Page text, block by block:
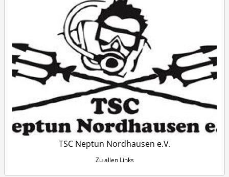
TSC Neptun Nordhausen e.V.
Zu allen Links